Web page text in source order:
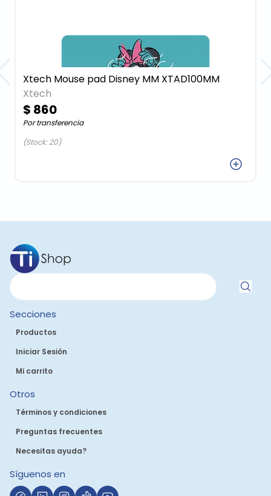
Xtech Mouse pad Disney MM XTAD100MM
Xtech
$ 860
Por transferencia
(Stock: 20)
Secciones
Productos
Iniciar Sesión
Mi carrito
Otros
Términos y condiciones
Preguntas frecuentes
Necesitas ayuda?
Síguenos en